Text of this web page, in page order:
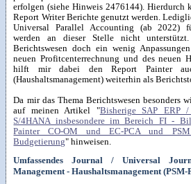
erfolgen (siehe Hinweis 2476144). Hierdurch
Report Writer Berichte genutzt werden.
Universal Parallel Accounting (ab 2022)
werden an dieser Stelle nicht
Berichtswesen doch ein wenig
neuen Profitcenterrechnung und des neuen
hilft mir dabei den Report Painter
(Haushaltsmanagement) weiterhin als
Da mir das Thema Berichtswesen besonders
auf meinen Artikel "Bisherige SAP ERP
S/4HANA insbesondere im Bereich FI -
Painter CO-OM und EC-PCA und
Budgetierung" hinweisen.
Umfassendes Journal / Universal
Management - Haushaltsmanagement (PSM-